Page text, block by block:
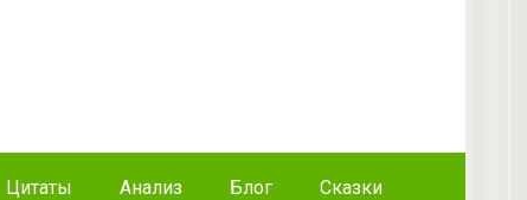
Цитаты Анализ Блог Сказки